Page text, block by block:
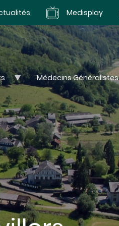
Medisplay
Médecins Généralistes